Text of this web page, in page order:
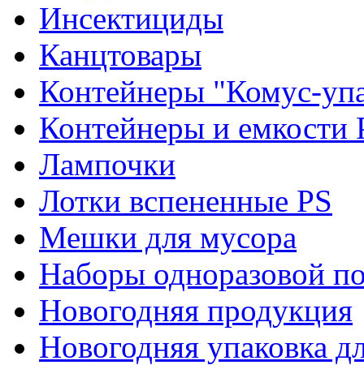
Инсектициды
Канцтовары
Контейнеры "Комус-
Контейнеры и емкости
Лампочки
Лотки вспененные PS
Мешки для мусора
Наборы одноразовой
Новогодняя продукция
Новогодняя упаковка